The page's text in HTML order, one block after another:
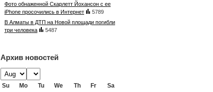
Фото обнаженной Скарлетт Йохансон с ее
iPhone просочились в Интернет
5789
В Алматы в ДТП на Новой площади погибли
три человека
5487
Архив новостей
Su Mo Tu We Th Fr
Sa